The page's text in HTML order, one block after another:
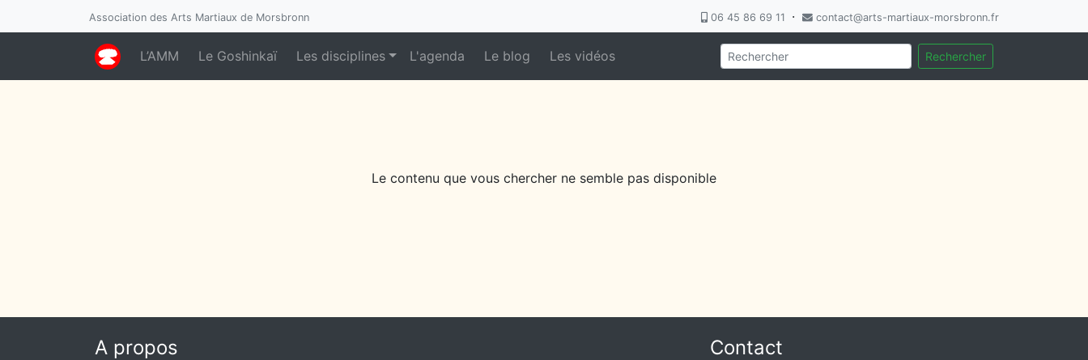
Association des Arts Martiaux de Morsbronn 06 45 86 69 11 · contact@arts-martiaux-morsbronn.fr
L’AMM Le Goshinkaï Les disciplines L'agenda Le blog Les vidéos Rechercher
Le contenu que vous chercher ne semble pas disponible
A propos Contact